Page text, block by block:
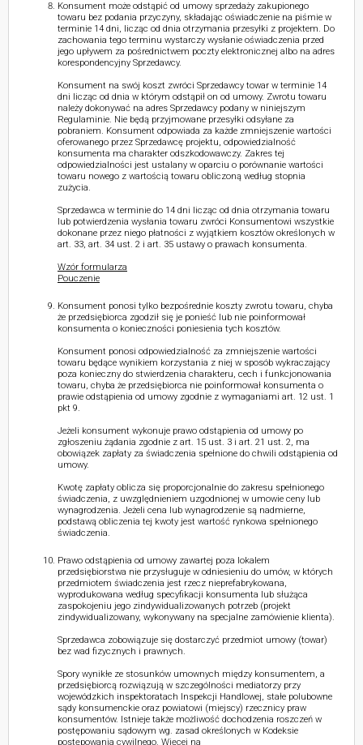
Konsument może odstąpić od umowy sprzedaży zakupionego
towaru bez podania przyczyny, składając oświadczenie na piśmie w
terminie 14 dni, licząc od dnia otrzymania przesyłki z projektem. Do
zachowania tego terminu wystarczy wysłanie oświadczenia przed
jego upływem za pośrednictwem poczty elektronicznej albo na adres
korespondencyjny Sprzedawcy.
Konsument na swój koszt zwróci Sprzedawcy towar w terminie 14
dni licząc od dnia w którym odstąpił on od umowy. Zwrotu towaru
należy dokonywać na adres Sprzedawcy podany w niniejszym
Regulaminie. Nie będą przyjmowane przesyłki odsyłane za
pobraniem. Konsument odpowiada za każde zmniejszenie wartości
oferowanego przez Sprzedawcę projektu, odpowiedzialność
konsumenta ma charakter odszkodowawczy. Zakres tej
odpowiedzialności jest ustalany w oparciu o porównanie wartości
towaru nowego z wartością towaru obliczoną według stopnia
zużycia.
Sprzedawca w terminie do 14 dni licząc od dnia otrzymania towaru
lub potwierdzenia wysłania towaru zwróci Konsumentowi wszystkie
dokonane przez niego płatności z wyjątkiem kosztów określonych w
art. 33, art. 34 ust. 2 i art. 35 ustawy o prawach konsumenta.
Wzór formularza
Pouczenie
Konsument ponosi tylko bezpośrednie koszty zwrotu towaru, chyba
że przedsiębiorca zgodził się je ponieść lub nie poinformował
konsumenta o konieczności poniesienia tych kosztów.
Konsument ponosi odpowiedzialność za zmniejszenie wartości
towaru będące wynikiem korzystania z niej w sposób wykraczający
poza konieczny do stwierdzenia charakteru, cech i funkcjonowania
towaru, chyba że przedsiębiorca nie poinformował konsumenta o
prawie odstąpienia od umowy zgodnie z wymaganiami art. 12 ust. 1
pkt 9.
Jeżeli konsument wykonuje prawo odstąpienia od umowy po
zgłoszeniu żądania zgodnie z art. 15 ust. 3 i art. 21 ust. 2, ma
obowiązek zapłaty za świadczenia spełnione do chwili odstąpienia od
umowy.
Kwotę zapłaty oblicza się proporcjonalnie do zakresu spełnionego
świadczenia, z uwzględnieniem uzgodnionej w umowie ceny lub
wynagrodzenia. Jeżeli cena lub wynagrodzenie są nadmierne,
podstawą obliczenia tej kwoty jest wartość rynkowa spełnionego
świadczenia.
Prawo odstąpienia od umowy zawartej poza lokalem
przedsiębiorstwa nie przysługuje w odniesieniu do umów, w których
przedmiotem świadczenia jest rzecz nieprefabrykowana,
wyprodukowana według specyfikacji konsumenta lub służąca
zaspokojeniu jego zindywidualizowanych potrzeb (projekt
zindywidualizowany, wykonywany na specjalne zamówienie klienta).
Sprzedawca zobowiązuje się dostarczyć przedmiot umowy (towar)
bez wad fizycznych i prawnych.
Spory wynikłe ze stosunków umownych między konsumentem, a
przedsiębiorcą rozwiązują w szczególności mediatorzy przy
wojewódzkich inspektoratach Inspekcji Handlowej, stałe polubowne
sądy konsumenckie oraz powiatowi (miejscy) rzecznicy praw
konsumentów. Istnieje także możliwość dochodzenia roszczeń w
postępowaniu sądowym wg. zasad określonych w Kodeksie
postępowania cywilnego. Więcej na